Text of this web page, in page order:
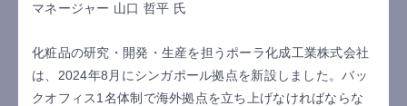
マネージャー 山口 哲平 氏
化粧品の研究・開発・生産を担うポーラ化成工業株式会社
は、2024年8月にシンガポール拠点を新設しました。バッ
クオフィス1名体制で海外拠点を立ち上げなければならな